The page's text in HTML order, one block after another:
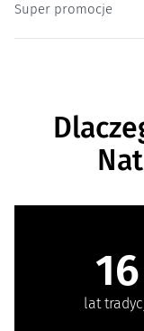
Super promocje
16
lat